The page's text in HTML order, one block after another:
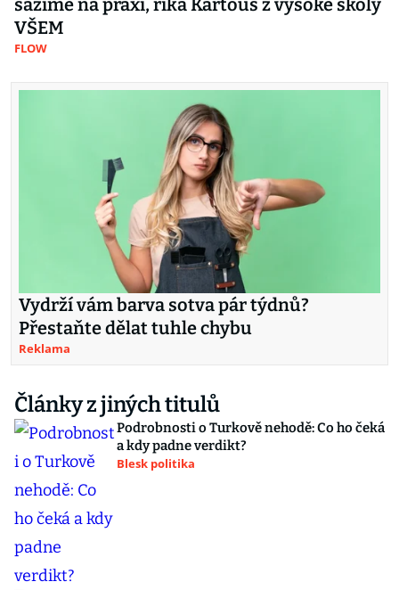
sázíme na praxi, říká Kartous z vysoké školy
VŠEM
FLOW
Vydrží vám barva sotva pár týdnů?
Přestaňte dělat tuhle chybu
Reklama
Články z jiných titulů
Podrobnosti o Turkově nehodě: Co ho čeká
a kdy padne verdikt?
Blesk politika